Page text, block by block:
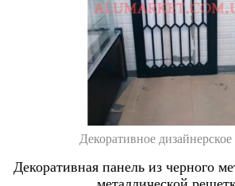
Декоративное дизайнерское
Декоративная панель из черного